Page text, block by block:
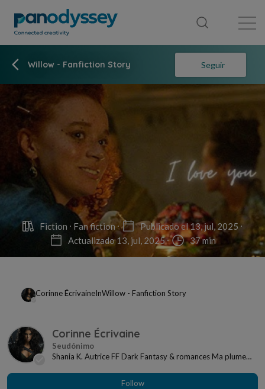
Willow - Fanfiction Story Seguir
Fiction Fan fiction
Publicado el 13, jul, 2025
Actualizado 13, jul, 2025
37 min
Corinne ÉcrivaineInWillow - Fanfiction Story
Corinne Écrivaine
Shania K. Autrice FF Dark Fantasy & romances Ma plume
Follow